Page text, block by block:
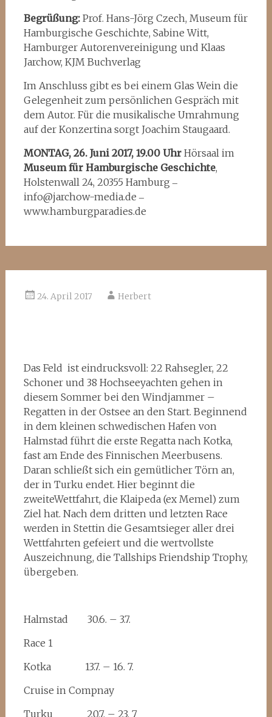
Begrüßung: Prof. Hans-Jörg Czech, Museum für
Hamburgische Geschichte, Sabine Witt,
Hamburger Autorenvereinigung und Klaas
Jarchow, KJM Buchverlag
Im Anschluss gibt es bei einem Glas Wein die
Gelegenheit zum persönlichen Gespräch mit
dem Autor. Für die musikalische Umrahmung
auf der Konzertina sorgt Joachim Staugaard.
MONTAG, 26. Juni 2017, 19.00 Uhr Hörsaal im
Museum für Hamburgische Geschichte,
Holstenwall 24, 20355 Hamburg ‒
info@jarchow-media.de ‒
www.hamburgparadies.de
24. April 2017 Herbert
Das Feld ist eindrucksvoll: 22 Rahsegler, 22
Schoner und 38 Hochseeyachten gehen in
diesem Sommer bei den Windjammer –
Regatten in der Ostsee an den Start. Beginnend
in dem kleinen schwedischen Hafen von
Halmstad führt die erste Regatta nach Kotka,
fast am Ende des Finnischen Meerbusens.
Daran schließt sich ein gemütlicher Törn an,
der in Turku endet. Hier beginnt die
zweiteWettfahrt, die Klaipeda (ex Memel) zum
Ziel hat. Nach dem dritten und letzten Race
werden in Stettin die Gesamtsieger aller drei
Wettfahrten gefeiert und die wertvollste
Auszeichnung, die Tallships Friendship Trophy,
übergeben.
Halmstad 30.6. – 3.7.
Race 1
Kotka 13.7. – 16. 7.
Cruise in Compnay
Turku 20.7. – 23. 7